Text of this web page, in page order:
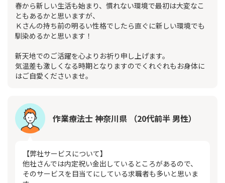
春から新しい生活も始まり、慣れない環境で最初は大変なこ
ともあるかと思いますが、
Ｋさんの持ち前の明るい性格でしたら直ぐに新しい環境でも
馴染めるかと思います！
新天地でのご活躍を心よりお祈り申し上げます。
気温差も激しくなる時期となりますのでくれぐれもお身体に
はご自愛くださいませ。
作業療法士 神奈川県 （20代前半 男性）
【弊社サービスについて】
他社さんでは内定祝い金出しているところがあるので、
そのサービスを目当てにしている求職者も多いと思いま